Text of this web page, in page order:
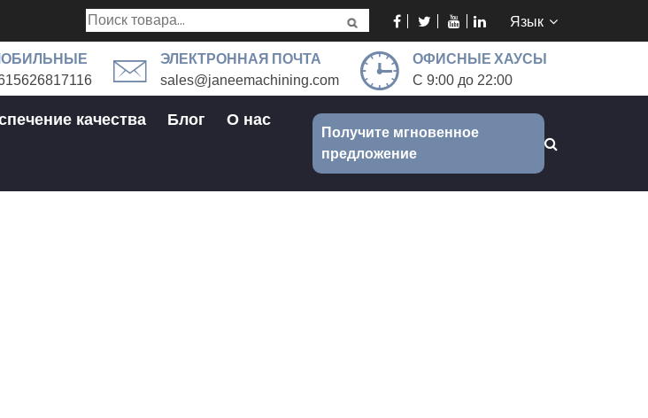
Язык
ОФИСНЫЕ ХАУСЫ
С 9:00 до 22:00
ЭЛЕКТРОННАЯ ПОЧТА
sales@janeemachining.com
качества Блог О нас
Получите мгновенное
предложение